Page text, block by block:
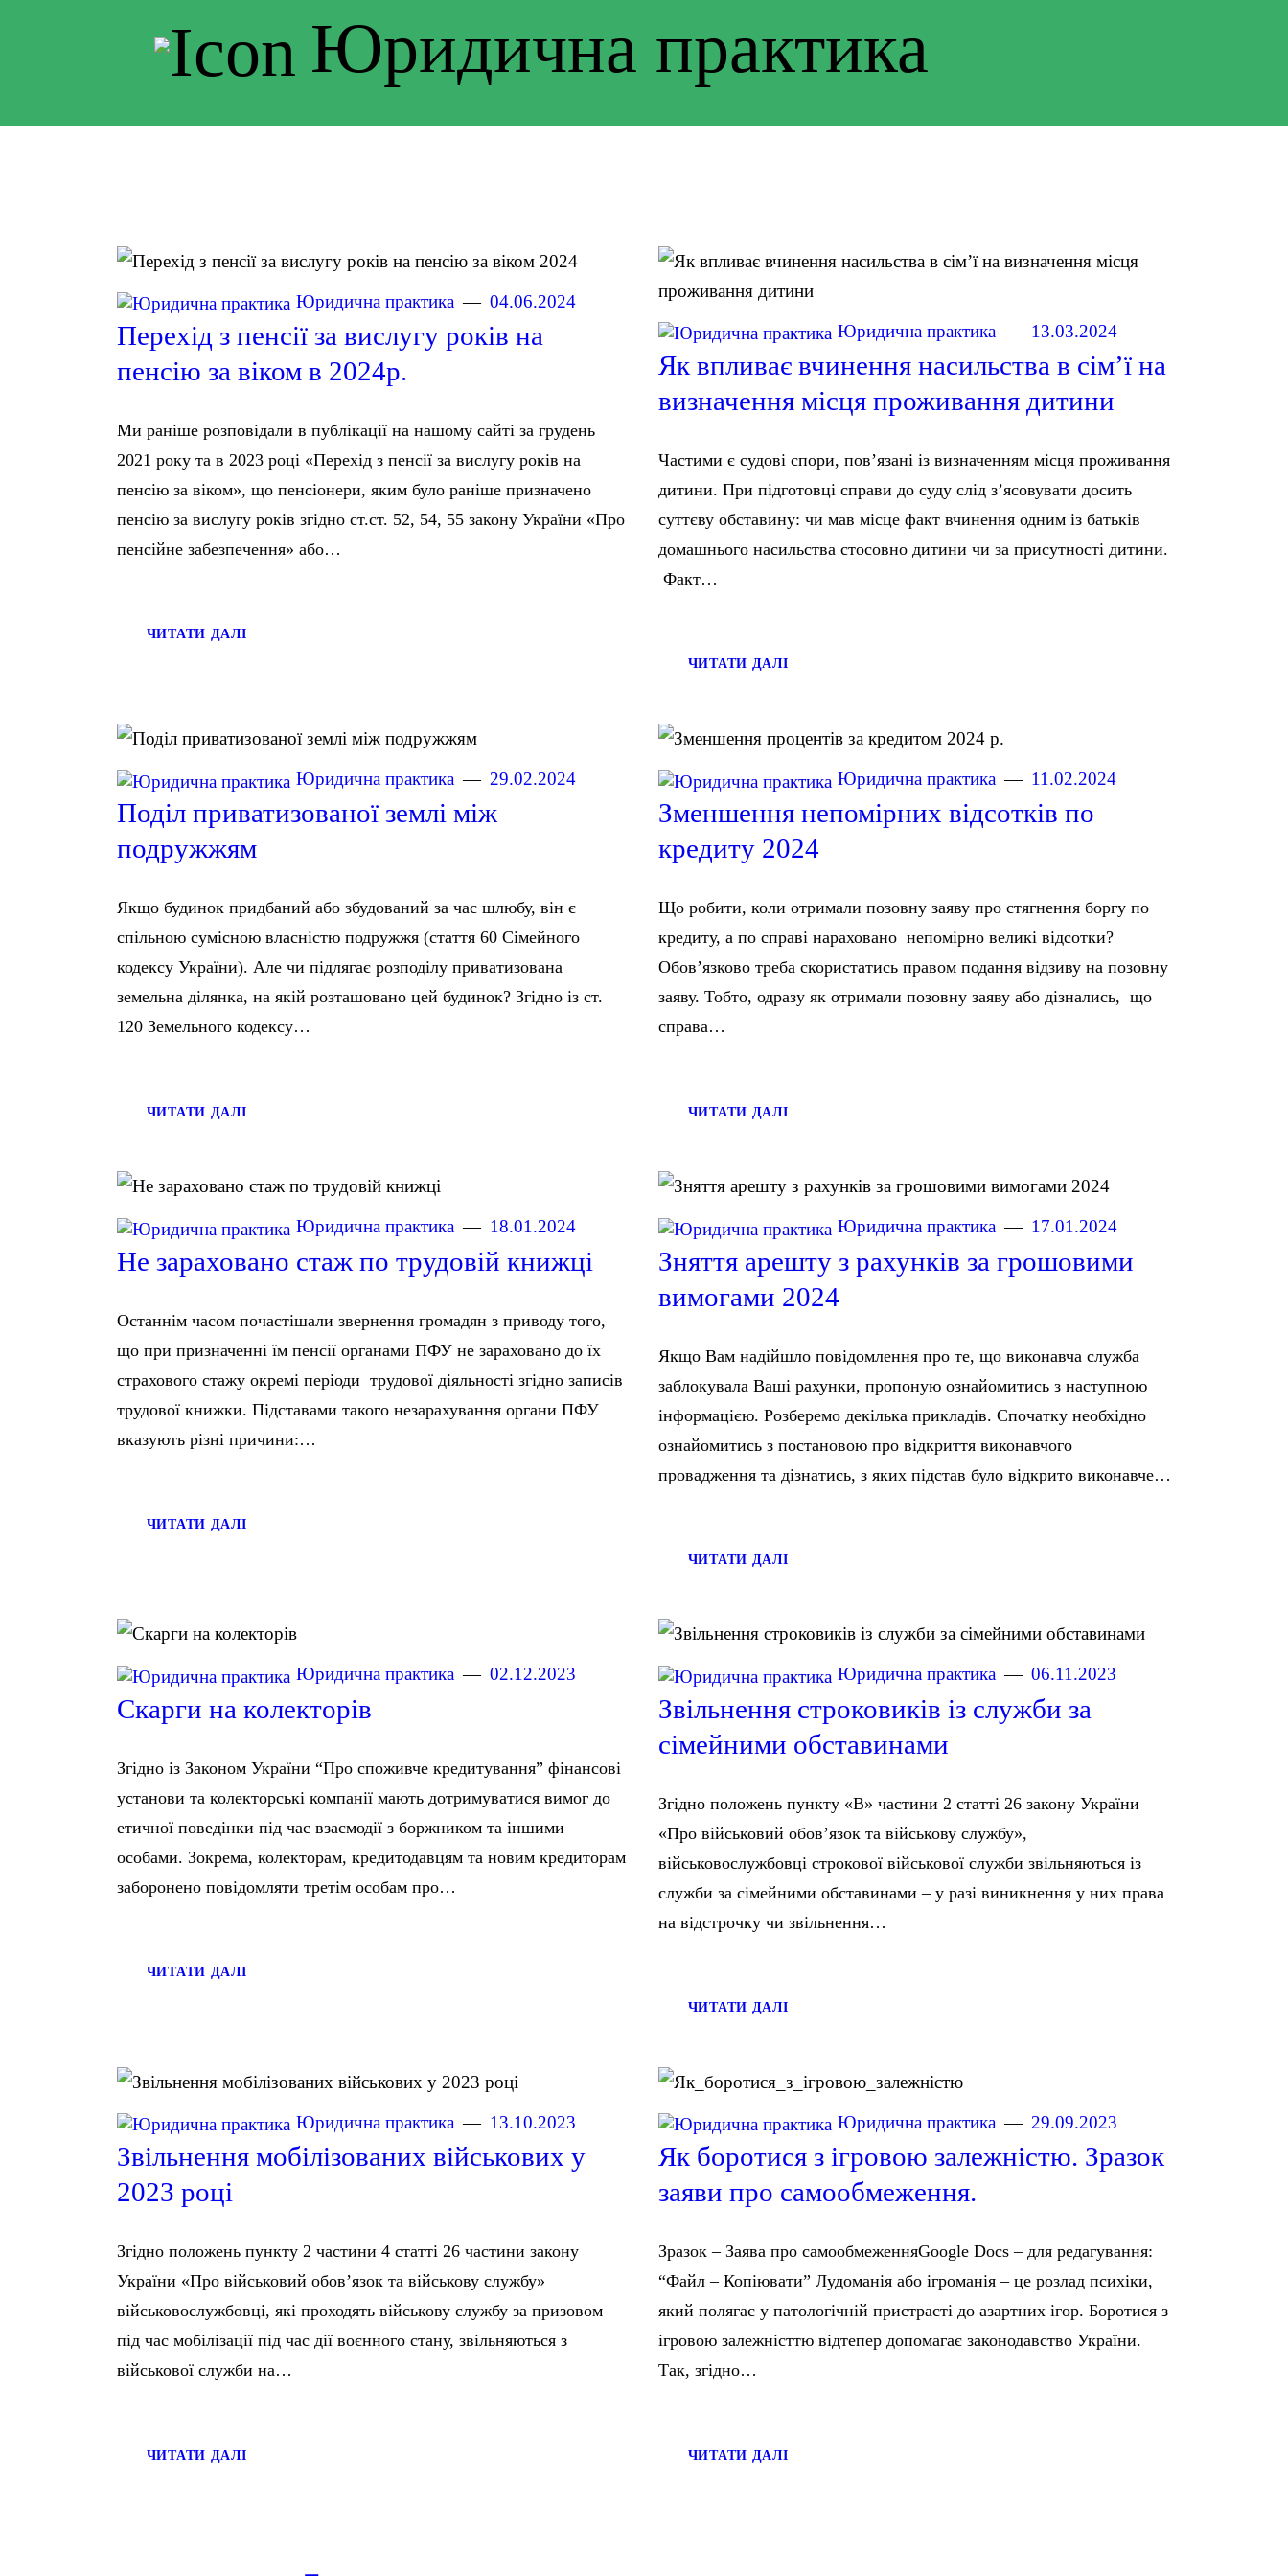
Юридична практика
Юридична практика 04.06.2024
Перехід з пенсії за вислугу років на
пенсію за віком в 2024р.
Ми раніше розповідали в публікації на нашому сайті за грудень
2021 року та в 2023 році «Перехід з пенсії за вислугу років на
пенсію за віком», що пенсіонери, яким було раніше призначено
пенсію за вислугу років згідно ст.ст. 52, 54, 55 закону України «Про
пенсійне забезпечення» або…
ЧИТАТИ ДАЛІ
Юридична практика 13.03.2024
Як впливає вчинення насильства в сім’ї на
визначення місця проживання дитини
Частими є судові спори, пов’язані із визначенням місця проживання
дитини. При підготовці справи до суду слід з’ясовувати досить
суттєву обставину: чи мав місце факт вчинення одним із батьків
домашнього насильства стосовно дитини чи за присутності дитини.
Факт…
ЧИТАТИ ДАЛІ
Юридична практика 29.02.2024
Поділ приватизованої землі між
подружжям
Якщо будинок придбаний або збудований за час шлюбу, він є
спільною сумісною власністю подружжя (стаття 60 Сімейного
кодексу України). Але чи підлягає розподілу приватизована
земельна ділянка, на якій розташовано цей будинок? Згідно із ст.
120 Земельного кодексу…
ЧИТАТИ ДАЛІ
Юридична практика 11.02.2024
Зменшення непомірних відсотків по
кредиту 2024
Що робити, коли отримали позовну заяву про стягнення боргу по
кредиту, а по справі нараховано непомірно великі відсотки?
Обов’язково треба скористатись правом подання відзиву на позовну
заяву. Тобто, одразу як отримали позовну заяву або дізнались, що
справа…
ЧИТАТИ ДАЛІ
Юридична практика 18.01.2024
Не зараховано стаж по трудовій книжці
Останнім часом почастішали звернення громадян з приводу того,
що при призначенні їм пенсії органами ПФУ не зараховано до їх
страхового стажу окремі періоди трудової діяльності згідно записів
трудової книжки. Підставами такого незарахування органи ПФУ
вказують різні причини:…
ЧИТАТИ ДАЛІ
Юридична практика 17.01.2024
Зняття арешту з рахунків за грошовими
вимогами 2024
Якщо Вам надійшло повідомлення про те, що виконавча служба
заблокувала Ваші рахунки, пропоную ознайомитись з наступною
інформацією. Розберемо декілька прикладів. Спочатку необхідно
ознайомитись з постановою про відкриття виконавчого
провадження та дізнатись, з яких підстав було відкрито виконавче…
ЧИТАТИ ДАЛІ
Юридична практика 02.12.2023
Скарги на колекторів
Згідно із Законом України “Про споживче кредитування” фінансові
установи та колекторські компанії мають дотримуватися вимог до
етичної поведінки під час взаємодії з боржником та іншими
особами. Зокрема, колекторам, кредитодавцям та новим кредиторам
заборонено повідомляти третім особам про…
ЧИТАТИ ДАЛІ
Юридична практика 06.11.2023
Звільнення строковиків із служби за
сімейними обставинами
Згідно положень пункту «В» частини 2 статті 26 закону України
«Про військовий обов’язок та військову службу»,
військовослужбовці строкової військової служби звільняються із
служби за сімейними обставинами – у разі виникнення у них права
на відстрочку чи звільнення…
ЧИТАТИ ДАЛІ
Юридична практика 13.10.2023
Звільнення мобілізованих військових у
2023 році
Згідно положень пункту 2 частини 4 статті 26 частини закону
України «Про військовий обов’язок та військову службу»
військовослужбовці, які проходять військову службу за призовом
під час мобілізації під час дії воєнного стану, звільняються з
військової служби на…
ЧИТАТИ ДАЛІ
Юридична практика 29.09.2023
Як боротися з ігровою залежністю. Зразок
заяви про самообмеження.
Зразок – Заява про самообмеженняGoogle Docs – для редагування:
“Файл – Копіювати” Лудоманія або ігроманія – це розлад психіки,
який полягає у патологічній пристрасті до азартних ігор. Боротися з
ігровою залежністтю відтепер допомагає законодавство України.
Так, згідно…
ЧИТАТИ ДАЛІ